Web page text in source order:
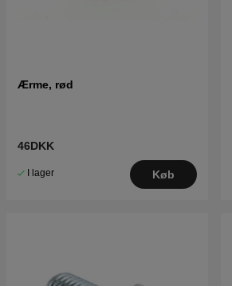
Ærme, rød
46DKK
I lager Køb